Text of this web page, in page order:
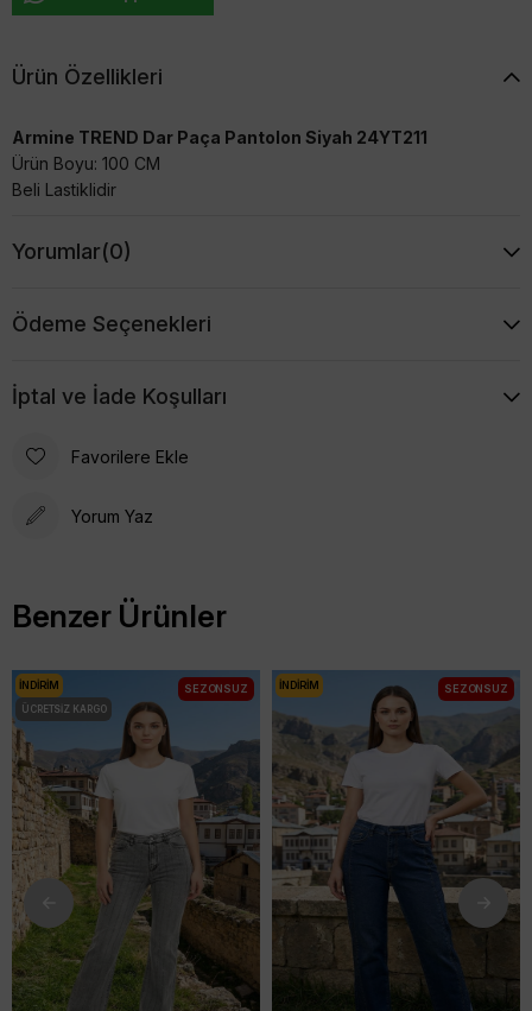
Ürün Özellikleri
Armine TREND Dar Paça Pantolon Siyah 24YT211
Ürün Boyu: 100 CM
Beli Lastiklidir
Yorumlar(0)
Ödeme Seçenekleri
İptal ve İade Koşulları
Favorilere Ekle
Yorum Yaz
Benzer Ürünler
İNDIRIM
ÜCRETSIZ KARGO
SEZONSUZ İNDIRIM SEZONSUZ